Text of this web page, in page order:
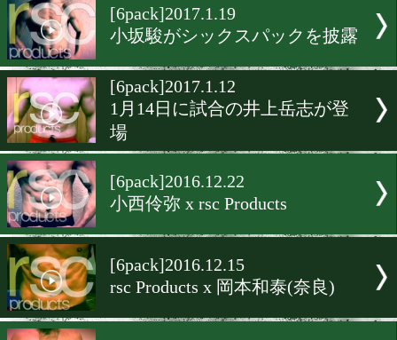
[6pack]2017.2.3
源大輝 x rscproducts
ズ企画
[6pack]2017.1.26
田之岡条 x rsc Products